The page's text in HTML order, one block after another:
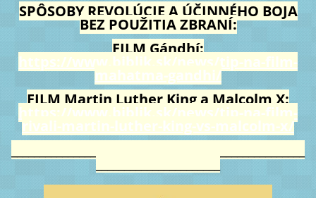
SPÔSOBY REVOLÚCIE A ÚČINNÉHO BOJA
BEZ POUŽITIA ZBRANÍ:
FILM Gándhí:
https://www.biblik.sk/news/tip-na-film-
mahatma-gandhi/
FILM Martin Luther King a Malcolm X:
https://www.biblik.sk/news/tip-na-film-
rivali-martin-luther-king-vs-malcolm-x/